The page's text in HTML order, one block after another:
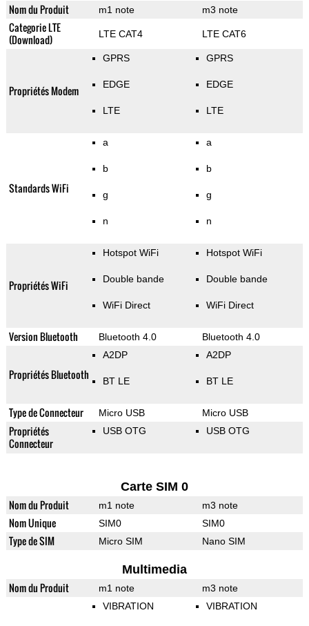
Nom du Produit m1 note m3 note
Categorie LTE
(Download)
LTE CAT4 LTE CAT6
Propriétés Modem
GPRS
EDGE
LTE
GPRS
EDGE
LTE
Standards WiFi
a
b
g
n
a
b
g
n
Propriétés WiFi
Hotspot WiFi
Double bande
WiFi Direct
Hotspot WiFi
Double bande
WiFi Direct
Version Bluetooth Bluetooth 4.0 Bluetooth 4.0
Propriétés Bluetooth
A2DP
BT LE
A2DP
BT LE
Type de Connecteur Micro USB Micro USB
Propriétés
Connecteur
USB OTG USB OTG
Carte SIM 0
Nom du Produit m1 note m3 note
Nom Unique SIM0 SIM0
Type de SIM Micro SIM Nano SIM
Multimedia
Nom du Produit m1 note m3 note
VIBRATION VIBRATION